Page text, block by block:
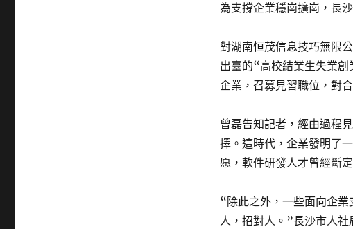
為支撐企業穩崗擴崗，長
對湖南恒茂信息技巧無限
出臺的“高校結業生失業
企業，召募見習職位，對
曾磊告知記者，經由過程
擇。這時代，企業發明了
愿，軟件研發人才曾經斷
“除此之外，一些面向企
人，招對人。”長沙市人